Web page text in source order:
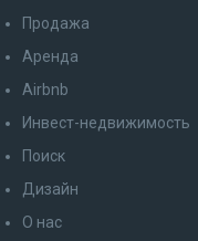
Продажа
Аренда
Airbnb
Инвест-недвижимость
Поиск
Дизайн
О нас